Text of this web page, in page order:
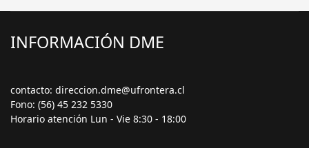
INFORMACIÓN DME
contacto: direccion.dme@ufrontera.cl
Fono: (56) 45 232 5330
Horario atención Lun - Vie 8:30 - 18:00